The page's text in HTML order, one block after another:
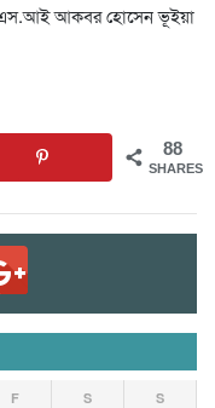
এস.আই আকবর হোসেন ভূইয়া
88
SHARES
F S S